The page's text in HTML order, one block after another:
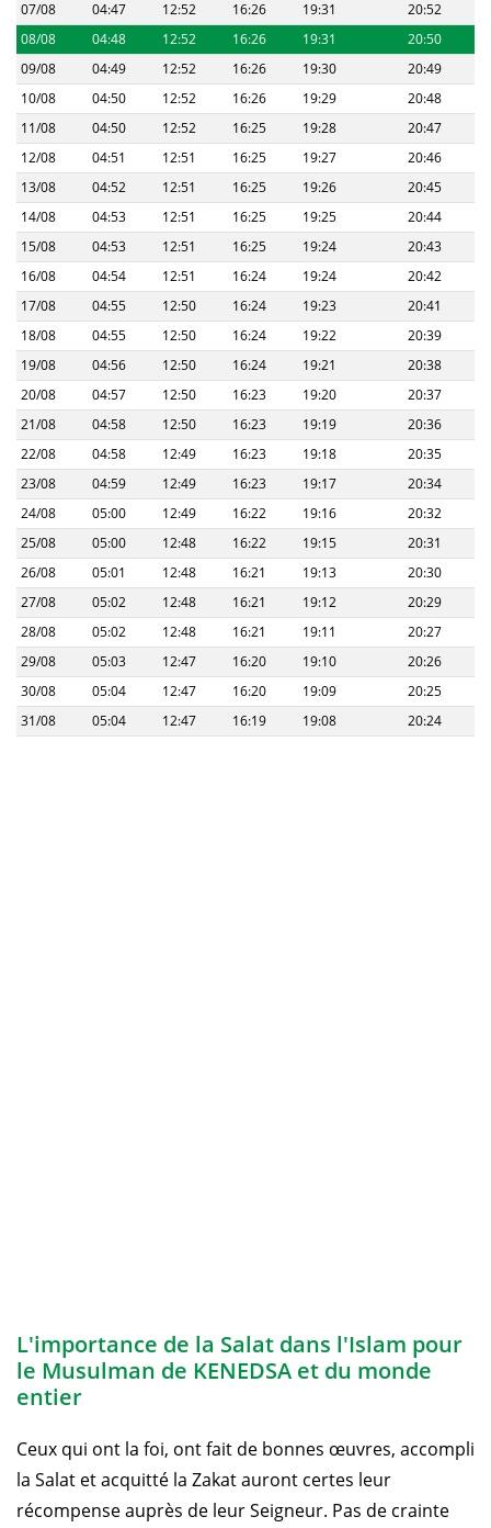
07/08
04:47 12:52 16:26 19:31
20:52
08/08
04:48 12:52 16:26 19:31
20:50
09/08
04:49 12:52 16:26 19:30
20:49
10/08
04:50 12:52 16:26 19:29
20:48
11/08
04:50 12:52 16:25 19:28
20:47
12/08
04:51 12:51 16:25 19:27
20:46
13/08
04:52 12:51 16:25 19:26
20:45
14/08
04:53 12:51 16:25 19:25
20:44
15/08
04:53 12:51 16:25 19:24
20:43
16/08
04:54 12:51 16:24 19:24
20:42
17/08
04:55 12:50 16:24 19:23
20:41
18/08
04:55 12:50 16:24 19:22
20:39
19/08
04:56 12:50 16:24 19:21
20:38
20/08
04:57 12:50 16:23 19:20
20:37
21/08
04:58 12:50 16:23 19:19
20:36
22/08
04:58 12:49 16:23 19:18
20:35
23/08
04:59 12:49 16:23 19:17
20:34
24/08
05:00 12:49 16:22 19:16
20:32
25/08
05:00 12:48 16:22 19:15
20:31
26/08
05:01 12:48 16:21 19:13
20:30
27/08
05:02 12:48 16:21 19:12
20:29
28/08
05:02 12:48 16:21 19:11
20:27
29/08
05:03 12:47 16:20 19:10
20:26
30/08
05:04 12:47 16:20 19:09
20:25
31/08
05:04 12:47 16:19 19:08 20:24
L'importance de la Salat dans l'Islam pour
le Musulman de KENEDSA et du monde
entier
Ceux qui ont la foi, ont fait de bonnes œuvres, accompli
la Salat et acquitté la Zakat auront certes leur
récompense auprès de leur Seigneur. Pas de crainte